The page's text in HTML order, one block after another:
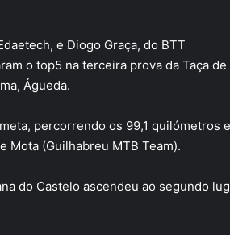
e Diogo Graça, do BTT
o top5 na terceira prova da Taça
Águeda.
percorrendo os 99,1 quilómetros
Mota (Guilhabreu MTB Team).
do Castelo ascendeu ao segundo